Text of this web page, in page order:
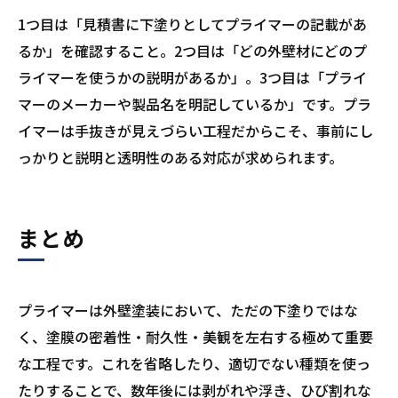
1つ目は「見積書に下塗りとしてプライマーの記載があ
るか」を確認すること。2つ目は「どの外壁材にどのプ
ライマーを使うかの説明があるか」。3つ目は「プライ
マーのメーカーや製品名を明記しているか」です。プラ
イマーは手抜きが見えづらい工程だからこそ、事前にし
っかりと説明と透明性のある対応が求められます。
まとめ
プライマーは外壁塗装において、ただの下塗りではな
く、塗膜の密着性・耐久性・美観を左右する極めて重要
な工程です。これを省略したり、適切でない種類を使っ
たりすることで、数年後には剥がれや浮き、ひび割れな